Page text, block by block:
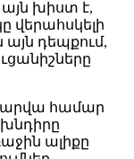
այն խիստ է,
վերահսկելի
այն դեպքում,
տարվա համար
ալիքը